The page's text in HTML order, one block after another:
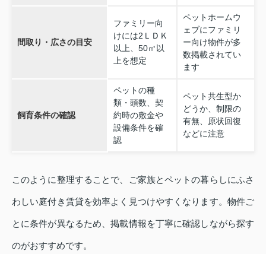
間取り・広さの目安
ファミリー向
けには2ＬＤＫ
以上、50㎡以
上を想定
ペットホームウ
ェブにファミリ
ー向け物件が多
数掲載されてい
ます
飼育条件の確認
ペットの種
類・頭数、契
約時の敷金や
設備条件を確
認
ペット共生型か
どうか、制限の
有無、原状回復
などに注意
このように整理することで、ご家族とペットの暮らしにふさ
わしい庭付き賃貸を効率よく見つけやすくなります。物件ご
とに条件が異なるため、掲載情報を丁寧に確認しながら探す
のがおすすめです。